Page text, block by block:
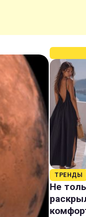
ТРЕНДЫ
Не